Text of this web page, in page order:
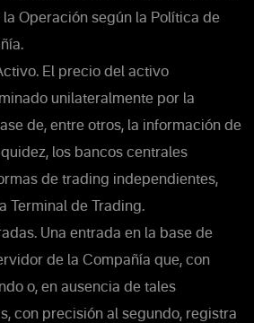
Operación según la Política de
El precio del activo
unilateralmente por la
de, entre otros, la información de
los bancos centrales
de trading independientes,
Terminal de Trading.
Una entrada en la base de
de la Compañía que, con
o, en ausencia de tales
con precisión al segundo, registra